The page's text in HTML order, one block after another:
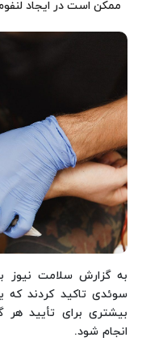
ممکن است در ایجاد
به گزارش سلامت نیوز
سوئدی تاکید کردند که
بیشتری برای تأیید هر
انجام شود.